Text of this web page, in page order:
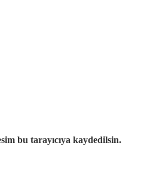
bu tarayıcıya kaydedilsin.